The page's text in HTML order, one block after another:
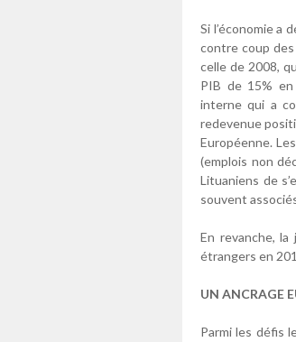
Si l’économie a
contre coup
celle de 2008,
PIB de 15% en
interne qui a
redevenue
Européenne.
(emplois non
Lituaniens de
souvent
En revanche,
étrangers en
UN ANCRAGE
Parmi les défis